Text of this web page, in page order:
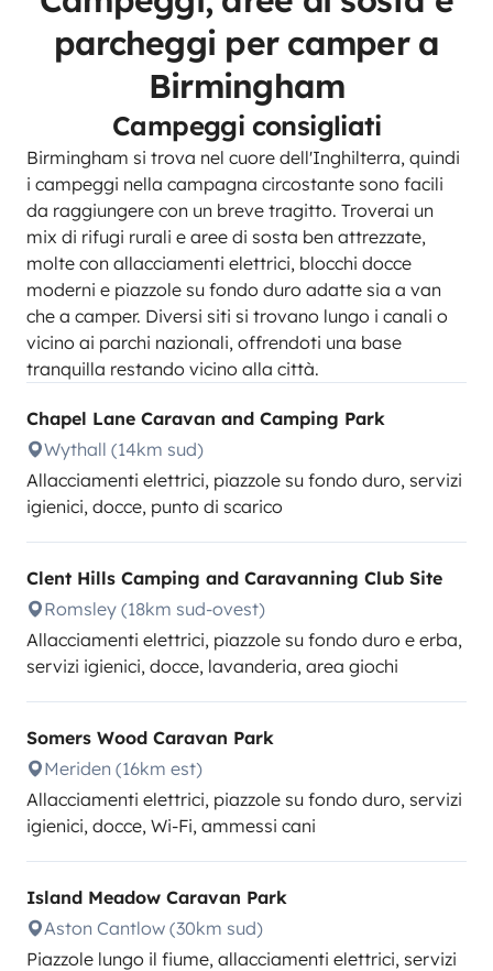
parcheggi per camper a
Birmingham
Campeggi consigliati
Birmingham si trova nel cuore dell'Inghilterra, quindi
i campeggi nella campagna circostante sono facili
da raggiungere con un breve tragitto. Troverai un
mix di rifugi rurali e aree di sosta ben attrezzate,
molte con allacciamenti elettrici, blocchi docce
moderni e piazzole su fondo duro adatte sia a van
che a camper. Diversi siti si trovano lungo i canali o
vicino ai parchi nazionali, offrendoti una base
tranquilla restando vicino alla città.
Chapel Lane Caravan and Camping Park
Wythall (14km sud)
Allacciamenti elettrici, piazzole su fondo duro, servizi
igienici, docce, punto di scarico
Clent Hills Camping and Caravanning Club Site
Romsley (18km sud-ovest)
Allacciamenti elettrici, piazzole su fondo duro e erba,
servizi igienici, docce, lavanderia, area giochi
Somers Wood Caravan Park
Meriden (16km est)
Allacciamenti elettrici, piazzole su fondo duro, servizi
igienici, docce, Wi-Fi, ammessi cani
Island Meadow Caravan Park
Aston Cantlow (30km sud)
Piazzole lungo il fiume, allacciamenti elettrici, servizi